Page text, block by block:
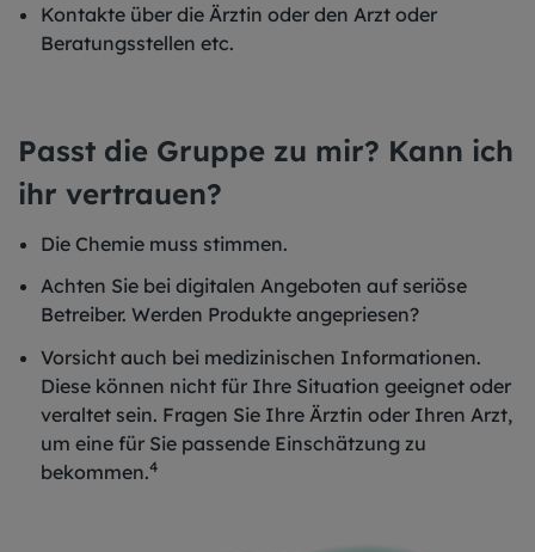
Kontakte über die Ärztin oder den Arzt oder
Beratungsstellen etc.
Passt die Gruppe zu mir? Kann ich
ihr vertrauen?
Die Chemie muss stimmen.
Achten Sie bei digitalen Angeboten auf seriöse
Betreiber. Werden Produkte angepriesen?
Vorsicht auch bei medizinischen Informationen.
Diese können nicht für Ihre Situation geeignet oder
veraltet sein. Fragen Sie Ihre Ärztin oder Ihren Arzt,
um eine für Sie passende Einschätzung zu
bekommen.4